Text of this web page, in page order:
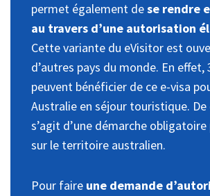
permet également dese rendre
au travers d’une autorisation
Cette variante du eVisitor est
d’autres pays du monde. En effet,
peuvent bénéficier de ce e-visa
Australie en séjour touristique.
s’agit d’une démarche
sur le territoire australien.
Pour faire une demande